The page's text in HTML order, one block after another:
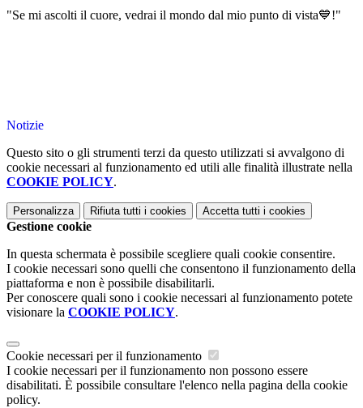
"Se mi ascolti il cuore, vedrai il mondo dal mio punto di vista💙!"
Notizie
Questo sito o gli strumenti terzi da questo utilizzati si avvalgono di
cookie necessari al funzionamento ed utili alle finalità illustrate nella
COOKIE POLICY.
Personalizza Rifiuta tutti i cookies Accetta tutti i cookies
Gestione cookie
In questa schermata è possibile scegliere quali cookie consentire.
I cookie necessari sono quelli che consentono il funzionamento della
piattaforma e non è possibile disabilitarli.
Per conoscere quali sono i cookie necessari al funzionamento potete
visionare la COOKIE POLICY.
Cookie necessari per il funzionamento
I cookie necessari per il funzionamento non possono essere
disabilitati. È possibile consultare l'elenco nella pagina della cookie
policy.